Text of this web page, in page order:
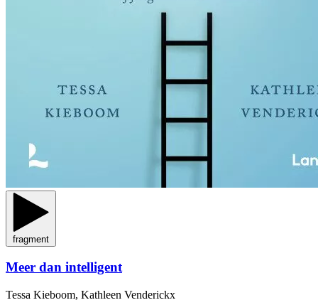
fragment
Meer dan intelligent
Tessa Kieboom, Kathleen Venderickx